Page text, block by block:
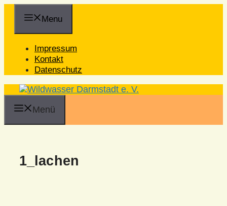
Inhalt
Menu
Impressum
Kontakt
Datenschutz
Menü
1_lachen